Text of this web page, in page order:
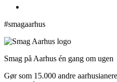
#smagaarhus
Smag på Aarhus én gang om ugen
Gør som 15.000 andre